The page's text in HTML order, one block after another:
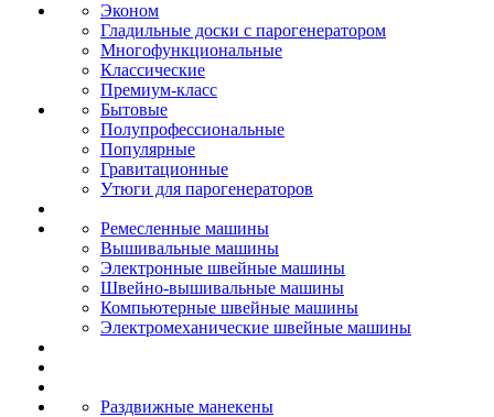
Эконом
Гладильные доски с парогенератором
Многофункциональные
Классические
Премиум-класс
Бытовые
Полупрофессиональные
Популярные
Гравитационные
Утюги для парогенераторов
Ремесленные машины
Вышивальные машины
Электронные швейные машины
Швейно-вышивальные машины
Компьютерные швейные машины
Электромеханические швейные машины
Раздвижные манекены